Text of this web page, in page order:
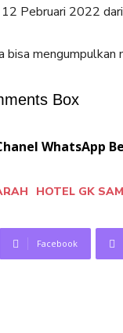
Pebruari 2022
mengumpulkan
Box
WhatsApp
HOTEL GK
Facebook